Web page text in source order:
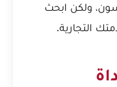
ولكن ابحث
التجارية.